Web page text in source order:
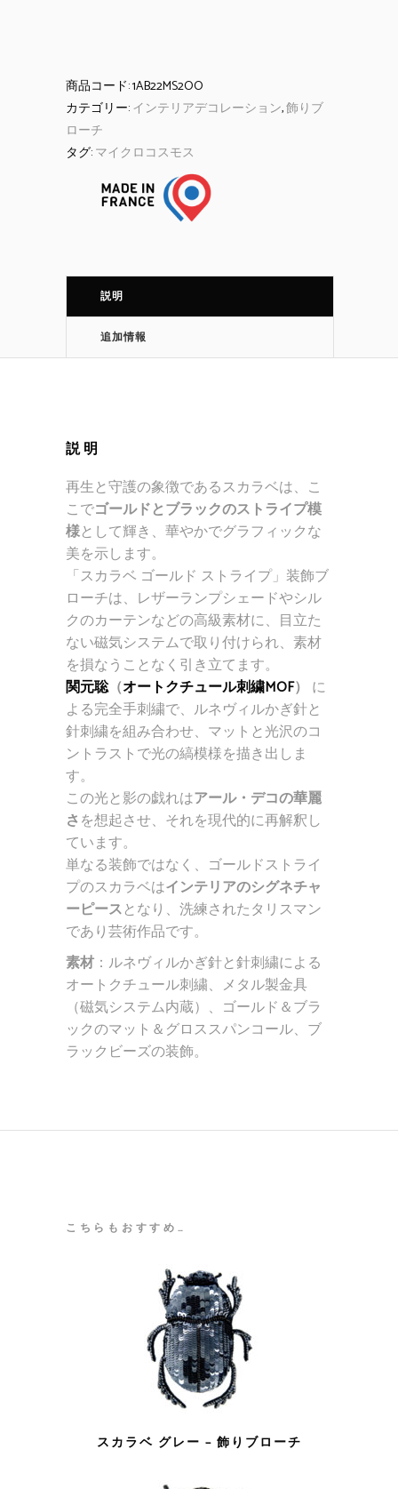
商品コード:1AB22MS2OO
カテゴリー:インテリアデコレーション,飾りブ
ローチ
タグ:マイクロコスモス
説明
追加情報
説明
再生と守護の象徴であるスカラベは、こ
こでゴールドとブラックのストライプ模
様として輝き、華やかでグラフィックな
美を示します。
「スカラベ ゴールド ストライプ」装飾ブ
ローチは、レザーランプシェードやシル
クのカーテンなどの高級素材に、目立た
ない磁気システムで取り付けられ、素材
を損なうことなく引き立てます。
関元聡（オートクチュール刺繍MOF） に
よる完全手刺繍で、ルネヴィルかぎ針と
針刺繍を組み合わせ、マットと光沢のコ
ントラストで光の縞模様を描き出しま
す。
この光と影の戯れはアール・デコの華麗
さを想起させ、それを現代的に再解釈し
ています。
単なる装飾ではなく、ゴールドストライ
プのスカラベはインテリアのシグネチャ
ーピースとなり、洗練されたタリスマン
であり芸術作品です。
素材 ：ルネヴィルかぎ針と針刺繍による
オートクチュール刺繍、メタル製金具
（磁気システム内蔵）、ゴールド＆ブラ
ックのマット＆グロススパンコール、ブ
ラックビーズの装飾。
こちらもおすすめ…
スカラベ グレー – 飾りブローチ